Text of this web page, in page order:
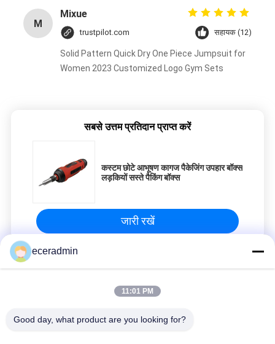
M
Mixue
trustpilot.com सहायक (12)
Solid Pattern Quick Dry One Piece Jumpsuit for
Women 2023 Customized Logo Gym Sets
सबसे उत्तम प्रतिदान प्राप्त करें
कस्टम छोटे आभूषण कागज पैकेजिंग उपहार बॉक्स
लड़कियों सस्ते पैकिंग बॉक्स
जारी रखें
स्टील पेंट कील
eceradmin
11:01 PM
Good day, what product are you looking for?